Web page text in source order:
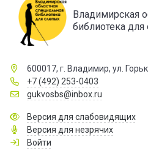
Владимирская
библиотека
600017, г. Владимир, ул.
+7 (492) 253-0403
gukvosbs@inbox.ru
Версия для слабовидящих
Версия для незрячих
Войти